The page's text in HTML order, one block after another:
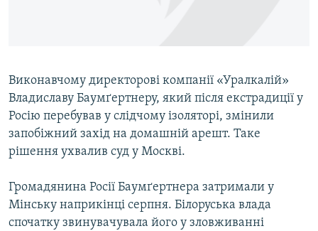
Усі сайти RFE/RL
Виконавчому директорові компанії «Уралкалій»
Владиславу Баумґертнеру, який після екстрадиції у
Росію перебував у слідчому ізоляторі, змінили
запобіжний захід на домашній арешт. Таке
рішення ухвалив суд у Москві.
Громадянина Росії Баумґертнера затримали у
Мінську наприкінці серпня. Білоруська влада
спочатку звинувачувала його у зловживанні